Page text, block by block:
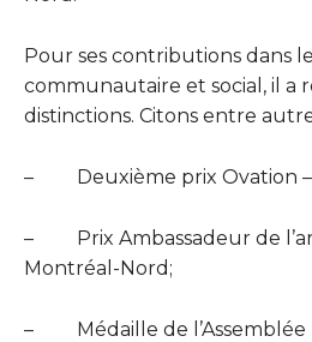
Pour ses contributions dans
communautaire et social, il a
distinctions. Citons entre
– Deuxième prix Ovation
–
Prix Ambassadeur de
Montréal-Nord;
–
Médaille de